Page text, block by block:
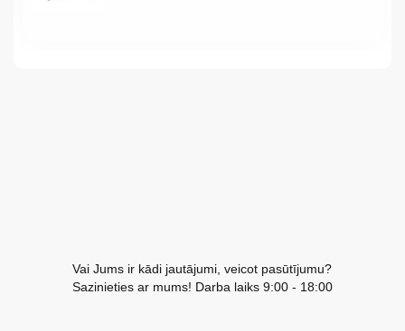
Vai Jums ir kādi jautājumi, veicot pasūtījumu?
Sazinieties ar mums! Darba laiks 9:00 - 18:00